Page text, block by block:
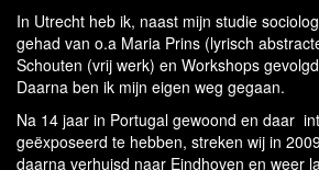
In Utrecht heb ik, naast mijn studie
gehad van o.a Maria Prins (lyrisch
Schouten (vrij werk) en Workshops
Daarna ben ik mijn eigen weg gegaan.
Na 14 jaar in Portugal gewoond en daar
geëxposeerd te hebben, streken wij in
daarna verhuisd naar Eindhoven en weer